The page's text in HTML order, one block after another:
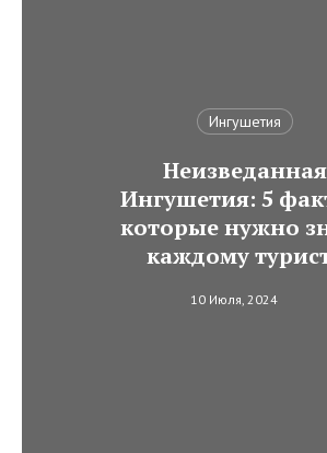
Ингушетия
Неизведанная
Ингушетия: 5
которые нужно
каждому
10 Июля, 2024